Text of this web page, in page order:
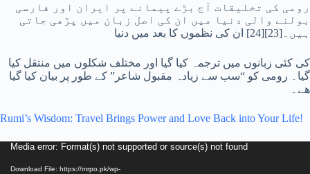
رومی کی تخلیقات آج بڑے پیمانے پر ایران اور فارسی
بولنے والی دنیا میں ان کی اصل زبان میں پڑھی جاتی
ہیں۔[23][24] ان کی نظموں کا بعد میں دنیا
کی کئی زبانوں میں ترجمہ کیا گیا اور مختلف شکلوں میں منتقل کیا
گیا۔ رومی کو “سب سے زیادہ مقبول شاعر” کے طور پر بیان کیا گیا
ھے۔
Rumi’s Wisdom: Travel Brings Power and Love Back into Your Life!
VideoMedia error: Format(s) not supported or source(s) not found
Download File: https://mrpo.pk/wp-